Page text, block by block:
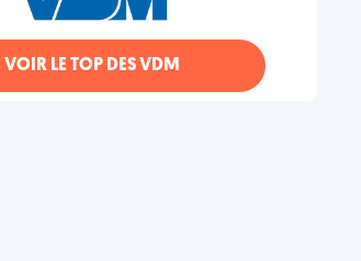
VOIR LE TOP DES VDM